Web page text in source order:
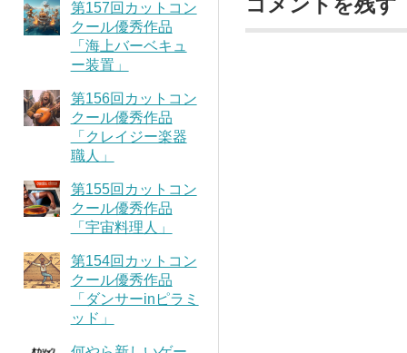
第157回カットコン
クール優秀作品
「海上バーベキュ
ー装置」
第156回カットコン
クール優秀作品
「クレイジー楽器
職人」
第155回カットコン
クール優秀作品
「宇宙料理人」
第154回カットコン
クール優秀作品
「ダンサーinピラミ
ッド」